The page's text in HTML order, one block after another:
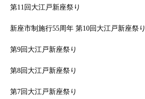
第11回大江戸新座祭り
新座市制施行55周年 第10回大江戸新座祭り
第9回大江戸新座祭り
第8回大江戸新座祭り
第7回大江戸新座祭り